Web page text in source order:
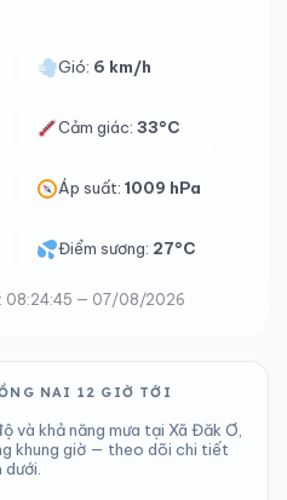
Gió: 6 km/h
Cảm giác:33°C
Áp suất:1009 hPa
Điểm sương: 27°C
08:24:45 — 07/08/2026
NAI 12 GIỜ TỚI
và khả năng mưa tại Xã Đăk Ơ,
khung giờ — theo dõi chi tiết